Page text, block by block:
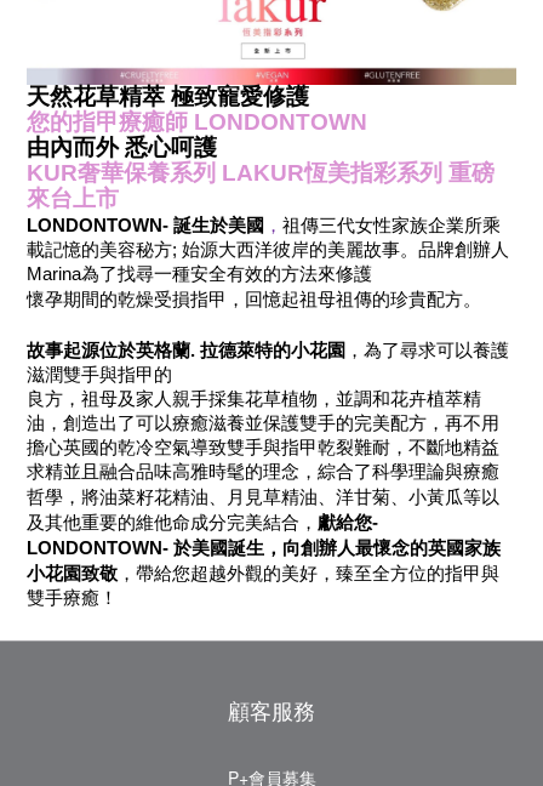
天然花草精萃 極致寵愛修護
您的指甲療癒師 LONDONTOWN
由內而外 悉心呵護
KUR奢華保養系列 LAKUR恆美指彩系列 重磅
來台上市
LONDONTOWN- 誕生於美國 ， 祖傳三代女性家族企業所乘
載記憶的美容秘方; 始源大西洋彼岸的美麗故事。品牌創辦人
Marina為了找尋一種安全有效的方法來修護
懷孕期間的乾燥受損指甲，回憶起祖母祖傳的珍貴配方。
故事起源位於英格蘭. 拉德萊特的小花園 ， 為了尋求可以養護
滋潤雙手與指甲的
良方 ，祖母及家人親手採集花草植物 ， 並調和花卉植萃精
油 ， 創造出了可以療癒滋養並保護雙手的完美配方 ， 再不用
擔心英國的乾冷空氣導致雙手與指甲乾裂難耐 ， 不斷地精益
求精並且融合品味高雅時髦的理念 ， 綜合了科學理論與療癒
哲學 ， 將油菜籽花精油 月見草精油 洋甘菊
小黃瓜等以
及其他重要的維他命成分完美結合 ， 獻給您-
LONDONTOWN- 於美國誕生 ， 向創辦人最懷念的英國家族
小花園致敬 ， 帶給您超越外觀的美好 ， 臻至全方位的指甲與
雙手療癒 ！
顧客服務
P+會員募集